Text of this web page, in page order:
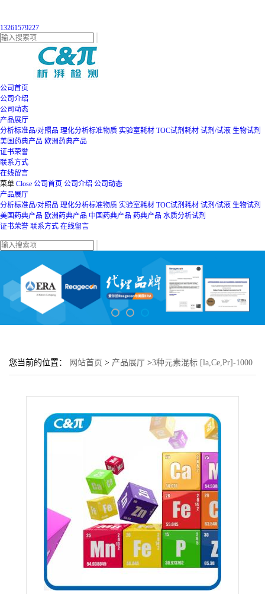
13261579227
公司首页
公司介绍
公司动态
产品展厅
分析标准品/对照品 理化分析标准物质 实验室耗材 TOC试剂耗材 试剂/试液 生物试剂
美国药典产品 欧洲药典产品
证书荣誉
联系方式
在线留言
菜单 Close 公司首页 公司介绍 公司动态
产品展厅
分析标准品/对照品 理化分析标准物质 实验室耗材 TOC试剂耗材 试剂/试液 生物试剂
美国药典产品 欧洲药典产品 中国药典产品 药典产品 水质分析试剂
证书荣誉 联系方式 在线留言
您当前的位置： 网站首页 > 产品展厅 >3种元素混标 [la,Ce,Pr]-1000